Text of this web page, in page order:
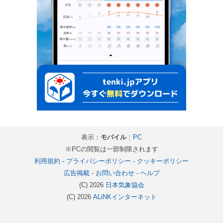
表示： モバイル｜
PC
※PCの閲覧は一部制限されます
利用規約 - プライバシーポリシー - クッキーポリシー
広告掲載- お問い合わせ- ヘルプ
(C) 2026 日本気象協会
(C) 2026 ALiNKインターネット